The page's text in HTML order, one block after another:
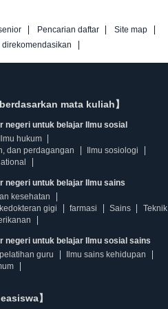
Pencarian daftar
Site map
mata kuliah】
negeri untuk belajar Ilmu sosial
hukum
dan perdagangan
Ilmu sosiologi
negeri untuk belajar Ilmu sains
kesehatan
gigi
farmasi Sains
Teknik
negeri untuk belajar Ilmu sosial sains
guru
Ilmu sains kehidupan
】